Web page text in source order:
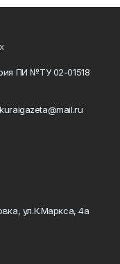
ПИ №ТУ 02-01518
ул.К.Маркса, 4а